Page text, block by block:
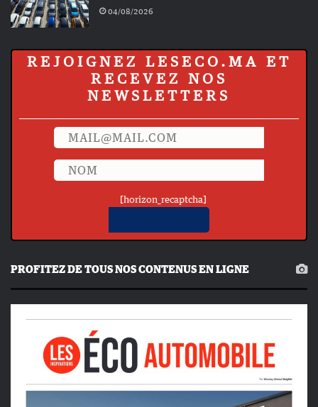
04/08/2026
REJOIGNEZ LESECO.MA ET
RECEVEZ NOS
NEWSLETTERS
[horizon_recaptcha]
PROFITEZ DE TOUS NOS CONTENUS EN LIGNE